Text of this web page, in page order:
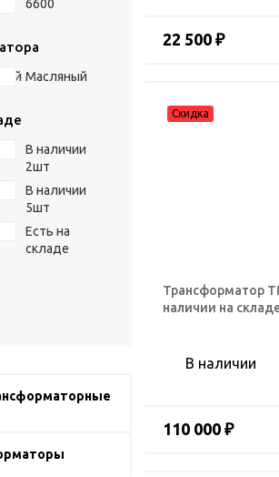
6600
Масляный
В наличии
2шт
В наличии
5шт
Есть на
складе
22 500 ₽
Трансформатор
наличии на
В наличии
110 000 ₽